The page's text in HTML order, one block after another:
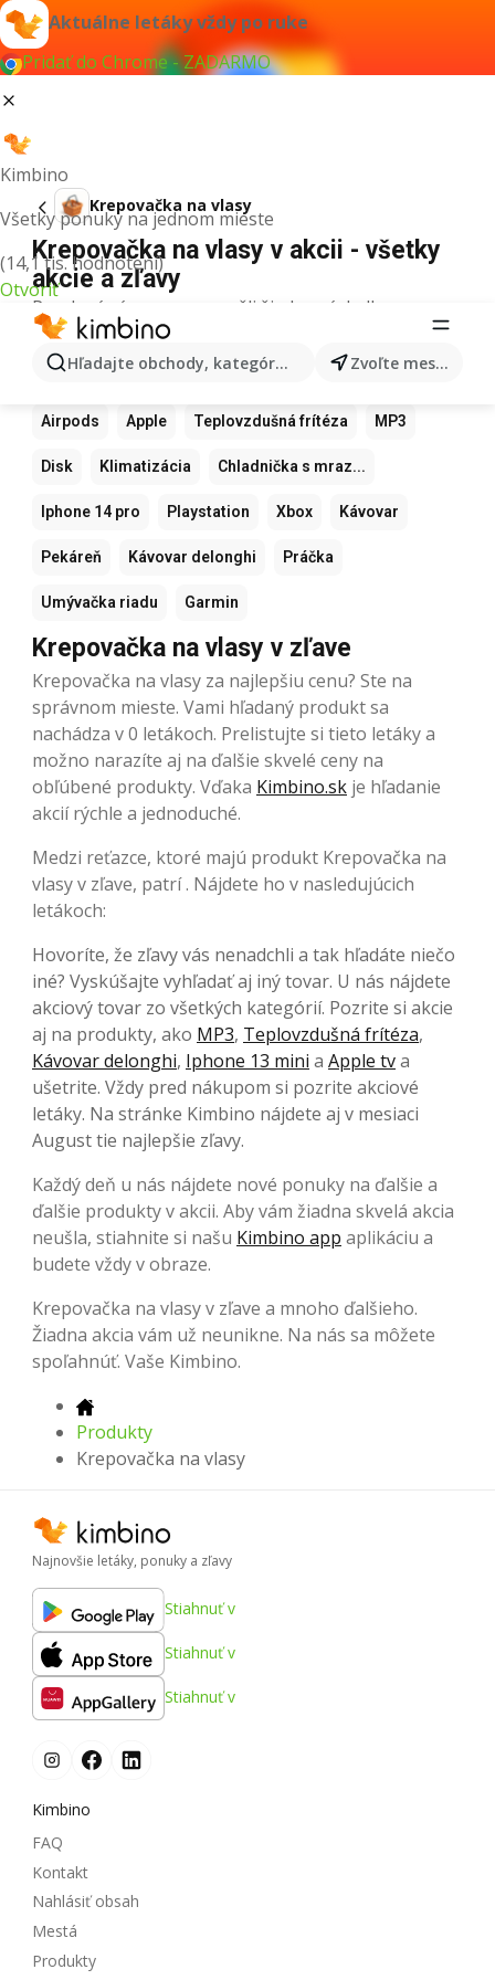
Aktuálne letáky vždy po ruke
Pridať do Chrome - ZADARMO
Kimbino
Všetky ponuky na jednom mieste
(14,1 tis. hodnotení)
Otvoriť
Hľadajte obchody, kategórie, produkty... Zvoľte mesto
Krepovačka na vlasy
Krepovačka na vlasy v akcii - všetky
akcie a zľavy
Pre daný výraz sme nenašli žiadne výsledky.
Ďalšie obľúbené produkty
Samsung Xiaomi Apple Watch
Airpods Apple Teplovzdušná frítéza MP3
Disk Klimatizácia Chladnička s mraz...
Iphone 14 pro Playstation Xbox Kávovar
Pekáreň Kávovar delonghi Práčka
Umývačka riadu Garmin
Krepovačka na vlasy v zľave
Krepovačka na vlasy za najlepšiu cenu? Ste na
správnom mieste. Vami hľadaný produkt sa
nachádza v 0 letákoch. Prelistujte si tieto letáky a
možno narazíte aj na ďalšie skvelé ceny na
obľúbené produkty. Vďaka Kimbino.sk je hľadanie
akcií rýchle a jednoduché.
Medzi reťazce, ktoré majú produkt Krepovačka na
vlasy v zľave, patrí . Nájdete ho v nasledujúcich
letákoch:
Hovoríte, že zľavy vás nenadchli a tak hľadáte niečo
iné? Vyskúšajte vyhľadať aj iný tovar. U nás nájdete
akciový tovar zo všetkých kategórií. Pozrite si akcie
aj na produkty, ako MP3, Teplovzdušná frítéza,
Kávovar delonghi, Iphone 13 mini a Apple tva
ušetrite. Vždy pred nákupom si pozrite akciové
letáky. Na stránke Kimbino nájdete aj v mesiaci
August tie najlepšie zľavy.
Každý deň u nás nájdete nové ponuky na ďalšie a
ďalšie produkty v akcii. Aby vám žiadna skvelá akcia
neušla, stiahnite si našu Kimbino app aplikáciu a
budete vždy v obraze.
Krepovačka na vlasy v zľave a mnoho ďalšieho.
Žiadna akcia vám už neunikne. Na nás sa môžete
spoľahnúť. Vaše Kimbino.
Produkty
Krepovačka na vlasy
Najnovšie letáky, ponuky a zľavy
Stiahnuť v
Stiahnuť v
Stiahnuť v
Kimbino
FAQ
Kontakt
Nahlásiť obsah
Mestá
Produkty